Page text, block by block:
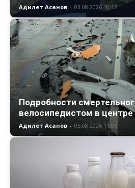
Адилет Асанов - 03.08.2026 10:12
Подробности
велосипедистом в
Адилет Асанов - 05.08.2026 11:06